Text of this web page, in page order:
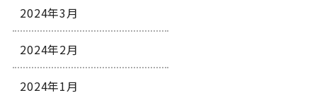
2024年3月
2024年2月
2024年1月